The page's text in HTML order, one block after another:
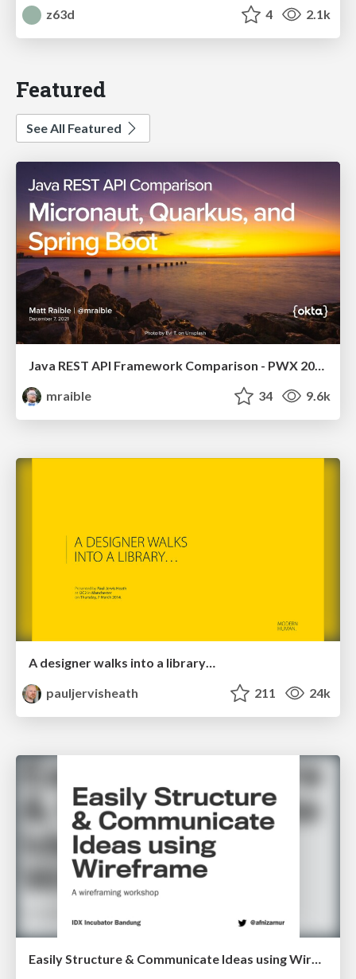
z63d
4 2.1k
Featured
See All Featured
Java REST API Framework Comparison - PWX 2021
mraible
34 9.6k
A designer walks into a library…
pauljervisheath
211 24k
Easily Structure & Communicate Ideas using Wireframe